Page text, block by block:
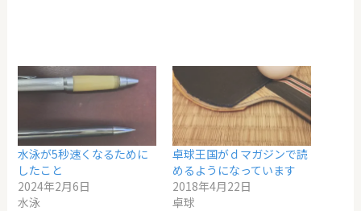
水泳が5秒速くなるために
したこと
2024年2月6日
水泳
卓球王国がｄマガジンで読
めるようになっています
2018年4月22日
卓球